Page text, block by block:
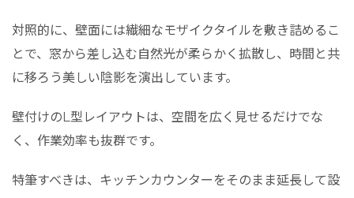
対照的に、壁面には繊細なモザイクタイルを敷き詰めるこ
とで、窓から差し込む自然光が柔らかく拡散し、時間と共
に移ろう美しい陰影を演出しています。
壁付けのL型レイアウトは、空間を広く見せるだけでな
く、作業効率も抜群です。
特筆すべきは、キッチンカウンターをそのまま延長して設